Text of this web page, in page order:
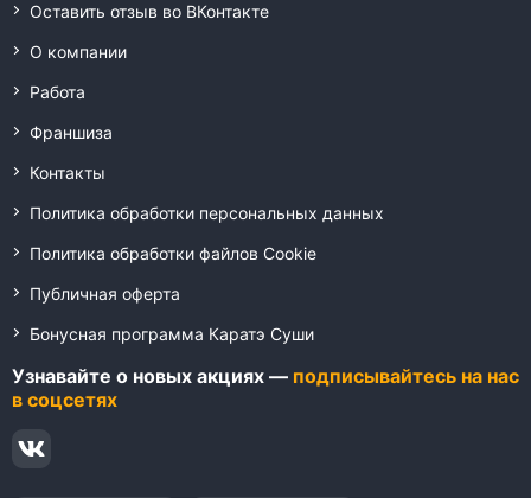
Оставить отзыв во ВКонтакте
О компании
Работа
Франшиза
Контакты
Политика обработки персональных данных
Политика обработки файлов Cookie
Публичная оферта
Бонусная программа Каратэ Суши
Узнавайте о новых акциях — подписывайтесь на нас
в соцсетях